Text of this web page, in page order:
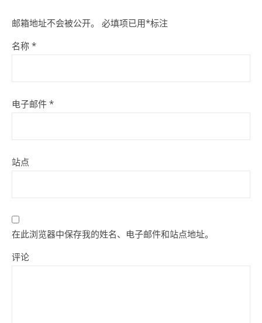
邮箱地址不会被公开。 必填项已用*标注
名称 *
电子邮件 *
站点
在此浏览器中保存我的姓名、电子邮件和站点地址。
评论